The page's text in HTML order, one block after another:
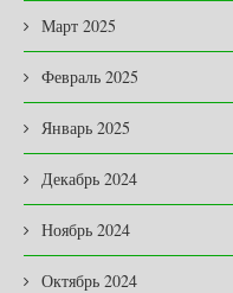
Март 2025
Февраль 2025
Январь 2025
Декабрь 2024
Ноябрь 2024
Октябрь 2024